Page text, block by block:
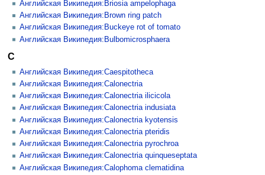
Английская Википедия:Briosia ampelophaga
Английская Википедия:Brown ring patch
Английская Википедия:Buckeye rot of tomato
Английская Википедия:Bulbomicrosphaera
C
Английская Википедия:Caespitotheca
Английская Википедия:Calonectria
Английская Википедия:Calonectria ilicicola
Английская Википедия:Calonectria indusiata
Английская Википедия:Calonectria kyotensis
Английская Википедия:Calonectria pteridis
Английская Википедия:Calonectria pyrochroa
Английская Википедия:Calonectria quinqueseptata
Английская Википедия:Calophoma clematidina